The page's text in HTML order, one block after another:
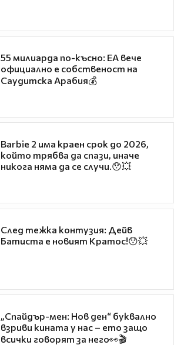
55 милиарда по-късно: EA вече
официално е собственост на
Саудитска Арабия💰
Barbie 2 има краен срок до 2026,
който трябва да спази, иначе
никога няма да се случи.😯💥
След тежка контузия: Дейв
Батиста е новият Кратос!😯💥
„Спайдър-мен: Нов ден“ буквално
взриви кината у нас – ето защо
всички говорят за него👀🎬